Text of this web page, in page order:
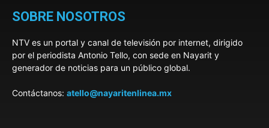
SOBRE NOSOTROS
NTV es un portal y canal de televisión por internet, dirigido
por el periodista Antonio Tello, con sede en Nayarit y
generador de noticias para un público global.
Contáctanos: atello@nayaritenlinea.mx